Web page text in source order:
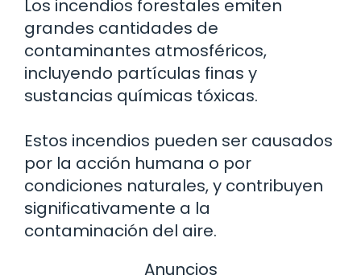
Los incendios forestales emiten
grandes cantidades de
contaminantes atmosféricos,
incluyendo partículas finas y
sustancias químicas tóxicas.
Estos incendios pueden ser causados
por la acción humana o por
condiciones naturales, y contribuyen
significativamente a la
contaminación del aire.
Anuncios